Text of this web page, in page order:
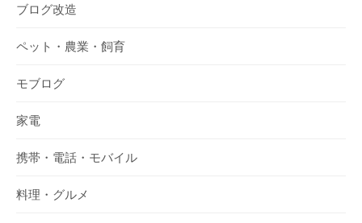
ブログ改造
ペット・農業・飼育
モブログ
家電
携帯・電話・モバイル
料理・グルメ